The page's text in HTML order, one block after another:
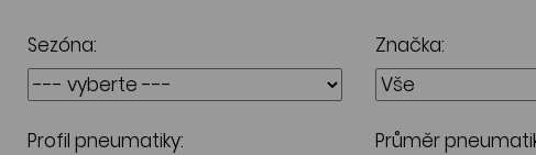
Sezóna: Značka:
Profil pneumatiky: Průměr